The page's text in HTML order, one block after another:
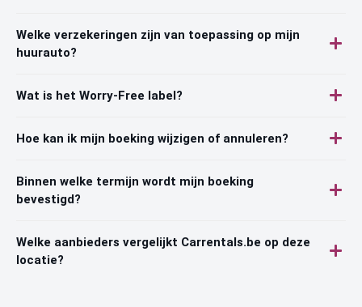
Welke verzekeringen zijn van toepassing op mijn
huurauto?
Wat is het Worry-Free label?
Hoe kan ik mijn boeking wijzigen of annuleren?
Binnen welke termijn wordt mijn boeking
bevestigd?
Welke aanbieders vergelijkt Carrentals.be op deze
locatie?